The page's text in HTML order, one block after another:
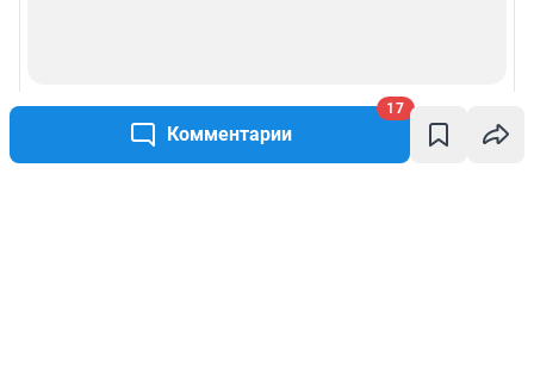
Комментарии
17